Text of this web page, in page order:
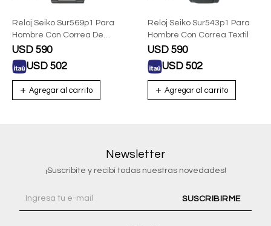
Reloj Seiko Sur569p1 Para
Hombre Con Correa De
Acero
USD 590
USD 502
Reloj Seiko Sur543p1 Para
Hombre Con Correa Textil
USD 590
USD 502
Newsletter
¡Suscribite y recibí todas nuestras novedades!
SUSCRIBIRME